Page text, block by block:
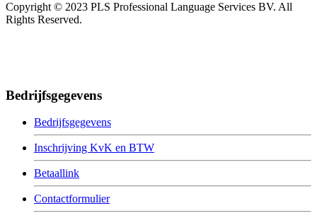
Copyright © 2023 PLS Professional Language Services BV. All
Rights Reserved.
Bedrijfsgegevens
Bedrijfsgegevens
Inschrijving KvK en BTW
Betaallink
Contactformulier